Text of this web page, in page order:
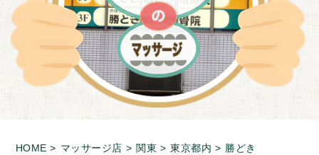
HOME > マッサージ店 > 関東 > 東京都内 > 勝どき